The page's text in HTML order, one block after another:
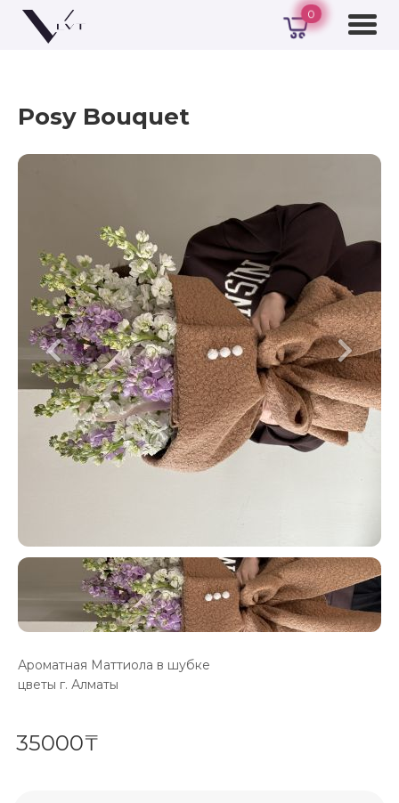
0
Posy Bouquet
Ароматная Маттиола в шубке
цветы г. Алматы
35000₸